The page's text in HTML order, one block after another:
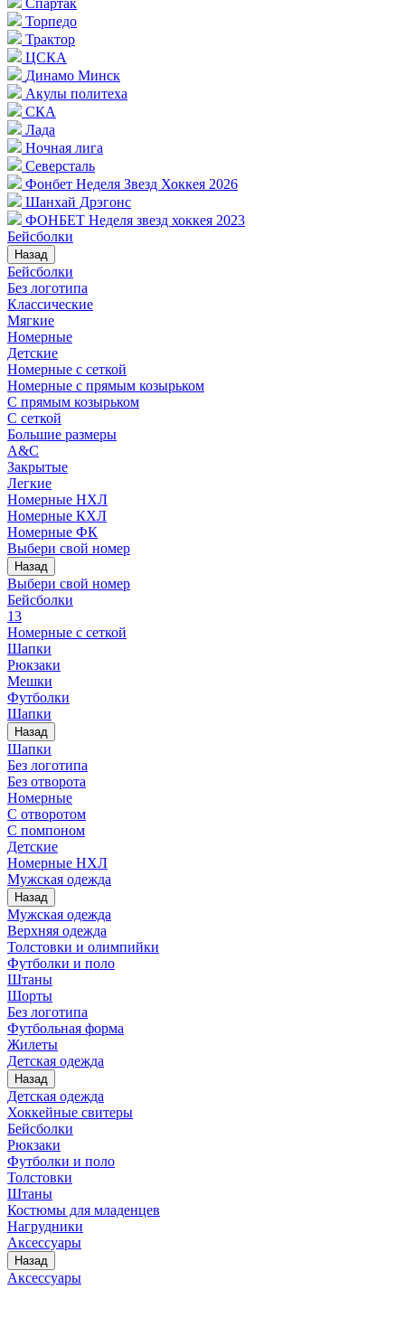
Спартак
Торпедо
Трактор
ЦСКА
Динамо Минск
Акулы политеха
СКА
Лада
Ночная лига
Северсталь
Фонбет Неделя Звезд Хоккея 2026
Шанхай Дрэгонс
ФОНБЕТ Неделя звезд хоккея 2023
Бейсболки
Назад
Бейсболки
Без логотипа
Классические
Мягкие
Номерные
Детские
Номерные с сеткой
Номерные с прямым козырьком
С прямым козырьком
С сеткой
Большие размеры
A&C
Закрытые
Легкие
Номерные НХЛ
Номерные КХЛ
Номерные ФК
Выбери свой номер
Назад
Выбери свой номер
Бейсболки
13
Номерные с сеткой
Шапки
Рюкзаки
Мешки
Футболки
Шапки
Назад
Шапки
Без логотипа
Без отворота
Номерные
С отворотом
С помпоном
Детские
Номерные НХЛ
Мужская одежда
Назад
Мужская одежда
Верхняя одежда
Толстовки и олимпийки
Футболки и поло
Штаны
Шорты
Без логотипа
Футбольная форма
Жилеты
Детская одежда
Назад
Детская одежда
Хоккейные свитеры
Бейсболки
Рюкзаки
Футболки и поло
Толстовки
Штаны
Костюмы для младенцев
Нагрудники
Аксессуары
Назад
Аксессуары